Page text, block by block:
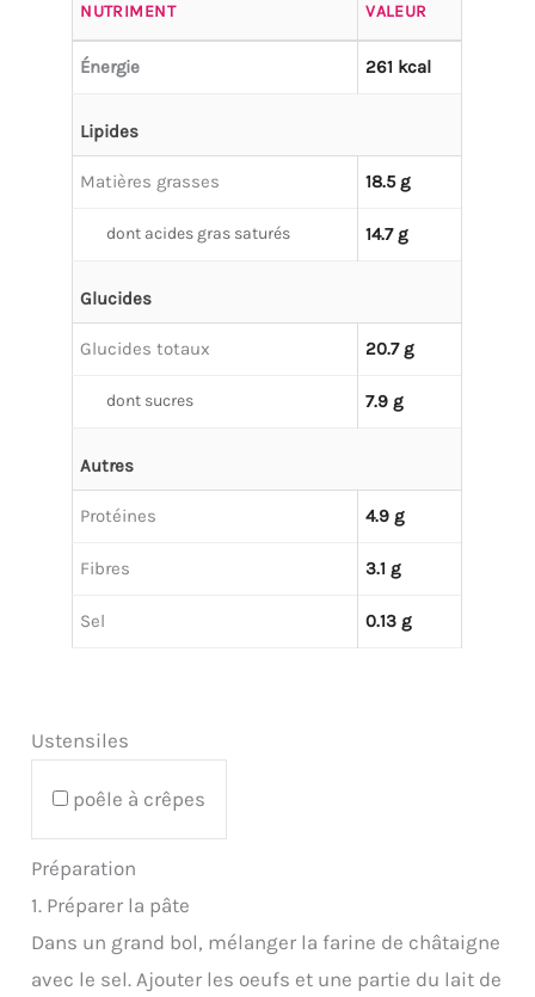
NUTRIMENT VALEUR
Énergie 261 kcal
Lipides
Matières grasses 18.5 g
dont acides gras saturés 14.7 g
Glucides
Glucides totaux 20.7 g
dont sucres 7.9 g
Autres
Protéines 4.9 g
Fibres 3.1 g
Sel 0.13 g
Ustensiles
poêle à crêpes
Préparation
1. Préparer la pâte
Dans un grand bol, mélanger la farine de châtaigne
avec le sel. Ajouter les oeufs et une partie du lait de